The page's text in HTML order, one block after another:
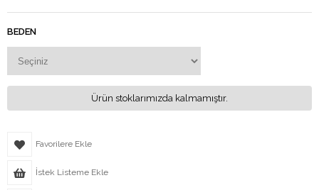
BEDEN
Ürün stoklarımızda kalmamıştır.
Favorilere Ekle
İstek Listeme Ekle